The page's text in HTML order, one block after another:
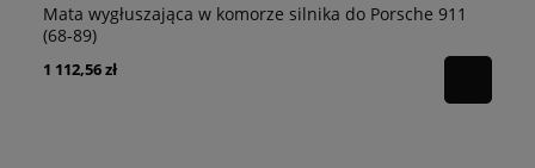
Mata wygłuszająca w komorze silnika do Porsche 911
(68-89)
1 112,56 zł